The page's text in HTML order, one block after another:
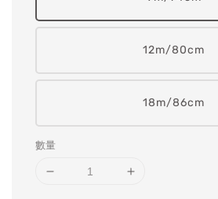
12m/80cm
18m/86cm
數量